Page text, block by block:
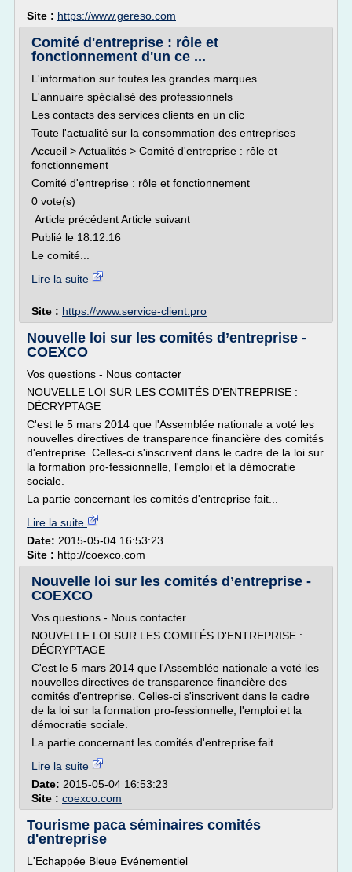
Site : https://www.gereso.com
Comité d'entreprise : rôle et
fonctionnement d'un ce ...
L'information sur toutes les grandes marques
L'annuaire spécialisé des professionnels
Les contacts des services clients en un clic
Toute l'actualité sur la consommation des entreprises
Accueil > Actualités > Comité d'entreprise : rôle et
fonctionnement
Comité d'entreprise : rôle et fonctionnement
0 vote(s)
Article précédent Article suivant
Publié le 18.12.16
Le comité...
Lire la suite
Site : https://www.service-client.pro
Nouvelle loi sur les comités d’entreprise -
COEXCO
Vos questions - Nous contacter
NOUVELLE LOI SUR LES COMITÉS D'ENTREPRISE :
DÉCRYPTAGE
C'est le 5 mars 2014 que l'Assemblée nationale a voté les
nouvelles directives de transparence financière des comités
d'entreprise. Celles-ci s'inscrivent dans le cadre de la loi sur
la formation pro-fessionnelle, l'emploi et la démocratie
sociale.
La partie concernant les comités d'entreprise fait...
Lire la suite
Date: 2015-05-04 16:53:23
Site : http://coexco.com
Nouvelle loi sur les comités d’entreprise -
COEXCO
Vos questions - Nous contacter
NOUVELLE LOI SUR LES COMITÉS D'ENTREPRISE :
DÉCRYPTAGE
C'est le 5 mars 2014 que l'Assemblée nationale a voté les
nouvelles directives de transparence financière des
comités d'entreprise. Celles-ci s'inscrivent dans le cadre
de la loi sur la formation pro-fessionnelle, l'emploi et la
démocratie sociale.
La partie concernant les comités d'entreprise fait...
Lire la suite
Date: 2015-05-04 16:53:23
Site : coexco.com
Tourisme paca séminaires comités
d'entreprise
L'Echappée Bleue Evénementiel